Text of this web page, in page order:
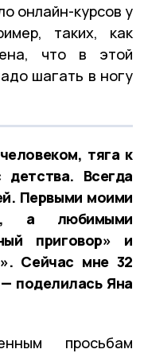
онлайн-курсов у
таких, как
что в этой
шагать в ногу
тяга к
Всегда
Первыми моими
а любимыми
приговор» и
Сейчас мне 32
поделилась Яна
просьбам